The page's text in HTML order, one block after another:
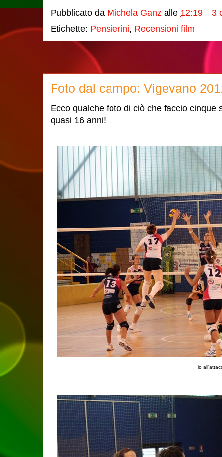
Pubblicato da Michela Ganz alle 12:19
3
Etichette: Pensierini, Recensioni film
Foto dal campo: Vigevano
Ecco qualche foto di ciò che faccio cinque
quasi 16 anni!
io